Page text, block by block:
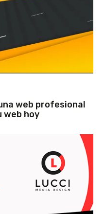
web profesional
web hoy